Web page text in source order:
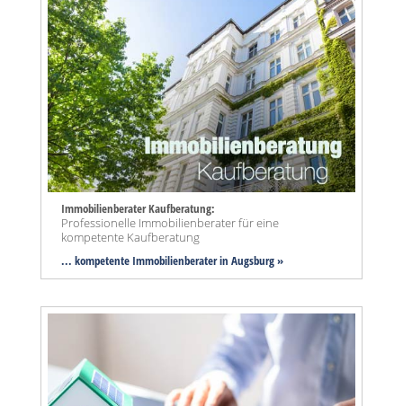
Immobilienberater Kaufberatung:
Professionelle Immobilienberater für eine
kompetente Kaufberatung
... kompetente Immobilienberater in Augsburg »